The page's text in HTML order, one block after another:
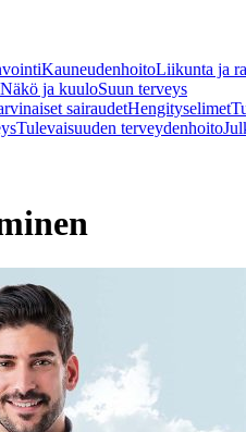
KauneudenhoitoLiikunta ja
Näkö ja kuuloSuun terveys
sairaudetHengityselimet
Tulevaisuuden terveydenhoito